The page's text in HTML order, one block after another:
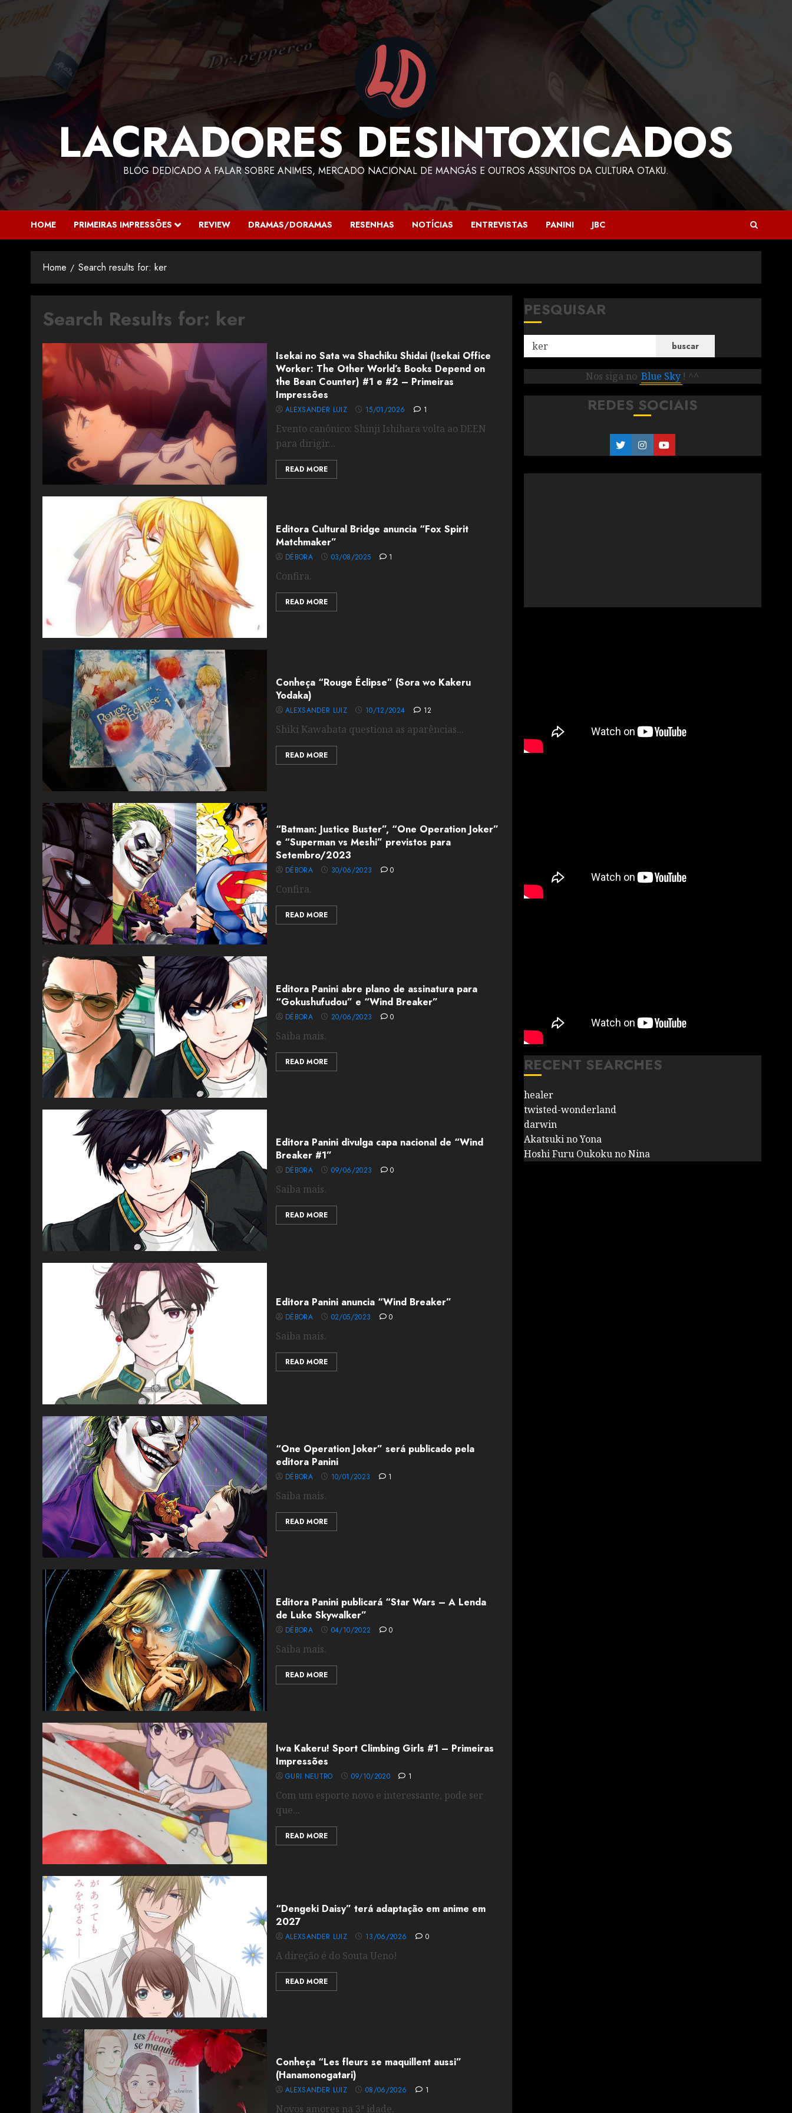
LACRADORES DESINTOXICADOS
BLOG DEDICADO A FALAR SOBRE ANIMES, MERCADO NACIONAL DE MANGÁS E OUTROS ASSUNTOS DA CULTURA OTAKU.
HOME PRIMEIRAS IMPRESSÕES REVIEW DRAMAS/DORAMAS RESENHAS NOTÍCIAS ENTREVISTAS PANINI JBC
Home Search results for: ker
Search Results for: ker
Isekai no Sata wa Shachiku Shidai (Isekai Office
Worker: The Other World’s Books Depend on
the Bean Counter) #1 e #2 – Primeiras
Impressões
ALEXSANDER LUIZ 15/01/2026 1
Evento canônico: Shinji Ishihara volta ao DEEN
para dirigir...
READ MORE
Editora Cultural Bridge anuncia “Fox Spirit
Matchmaker”
DÉBORA 03/08/2025 1
Confira.
READ MORE
Conheça “Rouge Éclipse” (Sora wo Kakeru
Yodaka)
ALEXSANDER LUIZ 10/12/2024 12
Shiki Kawabata questiona as aparências...
READ MORE
“Batman: Justice Buster”, “One Operation Joker”
e “Superman vs Meshi” previstos para
Setembro/2023
DÉBORA 30/06/2023 0
Confira.
READ MORE
Editora Panini abre plano de assinatura para
“Gokushufudou” e “Wind Breaker”
DÉBORA 20/06/2023 0
Saiba mais.
READ MORE
Editora Panini divulga capa nacional de “Wind
Breaker #1”
DÉBORA 09/06/2023 0
Saiba mais.
READ MORE
Editora Panini anuncia “Wind Breaker”
DÉBORA 02/05/2023 0
Saiba mais.
READ MORE
“One Operation Joker” será publicado pela
editora Panini
DÉBORA 10/01/2023 1
Saiba mais.
READ MORE
Editora Panini publicará “Star Wars – A Lenda
de Luke Skywalker”
DÉBORA 04/10/2022 0
Saiba mais.
READ MORE
Iwa Kakeru! Sport Climbing Girls #1 – Primeiras
Impressões
GURI NEUTRO 09/10/2020 1
Com um esporte novo e interessante, pode ser
que...
READ MORE
“Dengeki Daisy” terá adaptação em anime em
2027
ALEXSANDER LUIZ 13/06/2026 0
A direção é do Souta Ueno!
READ MORE
Conheça “Les fleurs se maquillent aussi”
(Hanamonogatari)
ALEXSANDER LUIZ 08/06/2026 1
Novos amores na 3ª idade.
PESQUISAR
buscar
Nos siga no Blue Sky ! ^^
REDES SOCIAIS
RECENT SEARCHES
healer
twisted-wonderland
darwin
Akatsuki no Yona
Hoshi Furu Oukoku no Nina